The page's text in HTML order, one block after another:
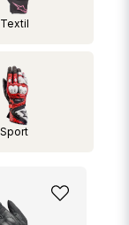
Textil
Sport